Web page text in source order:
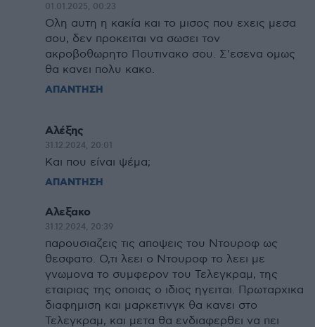
01.01.2025, 00:23
Ολη αυτη η κακία και το μισος που εχεις μεσα
σου, δεν προκειται να σωσει τον
ακροβοθωρητο Πουτινακο σου. Σ'εσενα ομως
θα κανει πολυ κακο.
ΑΠΑΝΤΗΣΗ
Αλέξης
31.12.2024, 20:01
Και που είναι ψέμα;
ΑΠΑΝΤΗΣΗ
Αλεξακο
31.12.2024, 20:39
παρουσιαζεις τις αποψεις του Ντουροφ ως
θεσφατο. Ο,τι λεει ο Ντουροφ το λεει με
γνωμονα το συμφερον του Τελεγκραμ, της
εταιριας της οποιας ο ιδιος ηγειται. Πρωταρχικα
διαφημιση και μαρκετινγκ θα κανει στο
Τελεγκραμ, και μετα θα ενδιαφερθει να πει